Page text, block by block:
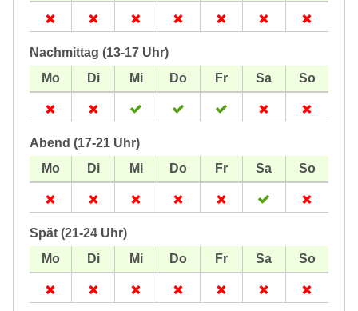
Nachmittag (13-17 Uhr)
Abend (17-21 Uhr)
Spät (21-24 Uhr)